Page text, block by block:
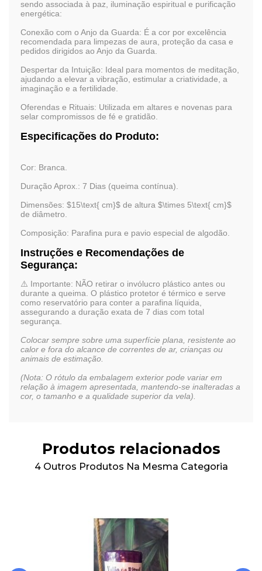
sendo associada à paz, iluminação espiritual e purificação
energética:
Conexão com o Anjo da Guarda: É a cor por excelência
recomendada para limpezas de aura, proteção da casa e
pedidos dirigidos ao Anjo da Guarda.
Despertar da Intuição: Ideal para momentos de meditação,
ajudando a elevar a vibração, estimular a criatividade, a
imaginação e a fertilidade.
Oferendas e Rituais: Utilizada em altares e novenas para
selar compromissos de fé e gratidão.
Especificações do Produto:
Cor: Branca.
Duração Aprox.: 7 Dias (queima contínua).
Dimensões: $15\text{ cm}$ de altura $\times 5\text{ cm}$
de diâmetro.
Composição: Parafina pura e pavio especial de algodão.
Instruções e Recomendações de
Segurança:
⚠️ Importante: NÃO retirar o invólucro plástico antes ou
durante a queima. O plástico protetor é térmico e serve
como reservatório para conter a parafina líquida,
assegurando a duração exata de 7 dias com total
segurança.
Colocar sempre sobre uma superfície plana, resistente ao
calor e fora do alcance de correntes de ar, crianças ou
animais de estimação.
(Nota: O rótulo da embalagem exterior pode variar em
relação à imagem apresentada, mantendo-se inalteradas a
cor, o tamanho e a qualidade superior da vela).
Produtos relacionados
4 Outros Produtos Na Mesma Categoria